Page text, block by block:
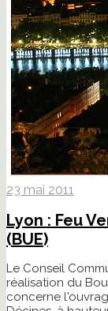
23 mai 2011
Lyon : Feu
(BUE)
Le Conseil
réalisation du
concerne